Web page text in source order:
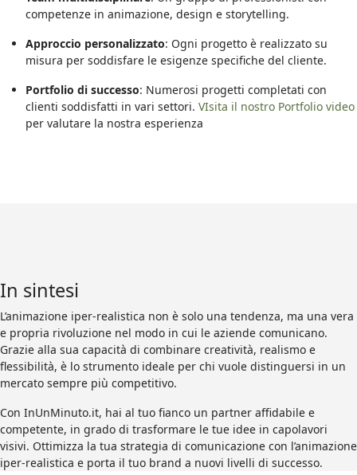
competenze in animazione, design e storytelling.
Approccio personalizzato: Ogni progetto è realizzato su
misura per soddisfare le esigenze specifiche del cliente.
Portfolio di successo: Numerosi progetti completati con
clienti soddisfatti in vari settori. VIsita il nostro Portfolio video
per valutare la nostra esperienza
In sintesi
L’animazione iper-realistica non è solo una tendenza, ma una vera
e propria rivoluzione nel modo in cui le aziende comunicano.
Grazie alla sua capacità di combinare creatività, realismo e
flessibilità, è lo strumento ideale per chi vuole distinguersi in un
mercato sempre più competitivo.
Con InUnMinuto.it, hai al tuo fianco un partner affidabile e
competente, in grado di trasformare le tue idee in capolavori
visivi. Ottimizza la tua strategia di comunicazione con l’animazione
iper-realistica e porta il tuo brand a nuovi livelli di successo.